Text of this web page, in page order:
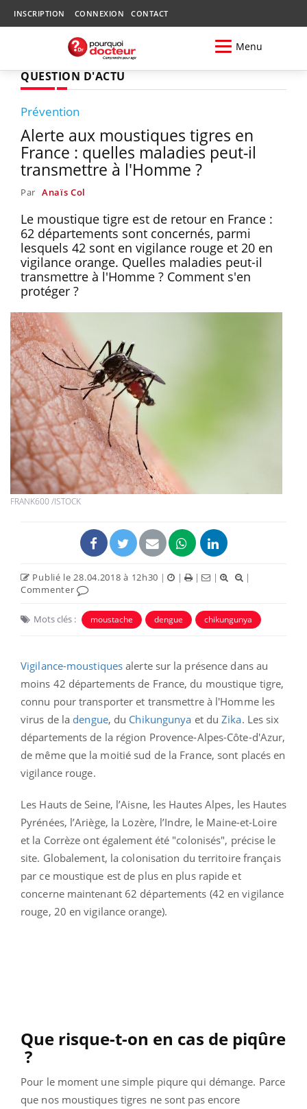
INSCRIPTION CONNEXION CONTACT
Menu
QUESTION D'ACTU
Prévention
Alerte aux moustiques tigres en
France : quelles maladies peut-il
transmettre à l'Homme ?
Par Anaïs Col
Le moustique tigre est de retour en France :
62 départements sont concernés, parmi
lesquels 42 sont en vigilance rouge et 20 en
vigilance orange. Quelles maladies peut-il
transmettre à l'Homme ? Comment s'en
protéger ?
FRANK600 /ISTOCK
Publié le 28.04.2018 à 12h30 | | | |
|
Commenter
Mots clés : moustache dengue chikungunya
Vigilance-moustiques alerte sur la présence dans au
moins 42 départements de France, du moustique tigre,
connu pour transporter et transmettre à l'Homme les
virus de la dengue, du Chikungunya et duZika. Les six
départements de la région Provence-Alpes-Côte-d'Azur,
de même que la moitié sud de la France, sont placés en
vigilance rouge.
Les Hauts de Seine, l’Aisne, les Hautes Alpes, les Hautes
Pyrénées, l’Ariège, la Lozère, l’Indre, le Maine-et-Loire
et la Corrèze ont également été "colonisés", précise le
site. Globalement, la colonisation du territoire français
par ce moustique est de plus en plus rapide et
concerne maintenant 62 départements (42 en vigilance
rouge, 20 en vigilance orange).
Que risque-t-on en cas de piqûre
?
Pour le moment une simple piqure qui démange. Parce
que nos moustiques tigres ne sont pas encore